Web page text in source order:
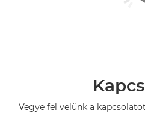
Vegye fel velünk a